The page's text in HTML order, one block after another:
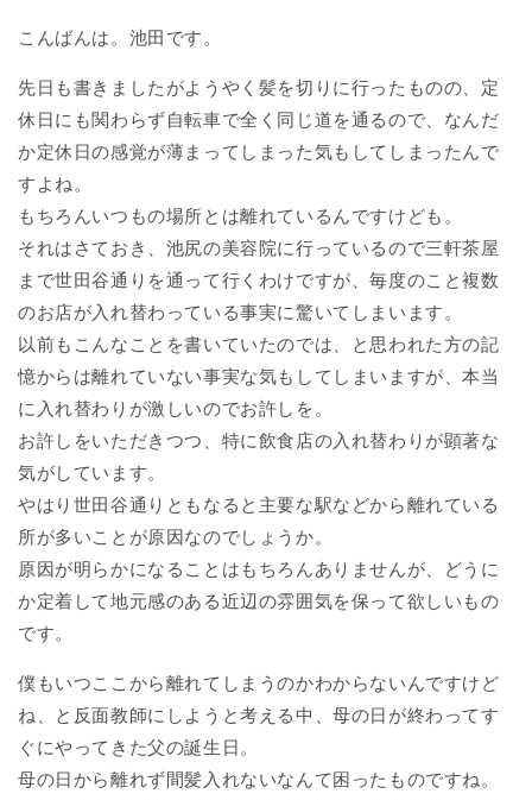
こんばんは。池田です。
先日も書きましたがようやく髪を切りに行ったものの、定
休日にも関わらず自転車で全く同じ道を通るので、なんだ
か定休日の感覚が薄まってしまった気もしてしまったんで
すよね。
もちろんいつもの場所とは離れているんですけども。
それはさておき、池尻の美容院に行っているので三軒茶屋
まで世田谷通りを通って行くわけですが、毎度のこと複数
のお店が入れ替わっている事実に驚いてしまいます。
以前もこんなことを書いていたのでは、と思われた方の記
憶からは離れていない事実な気もしてしまいますが、本当
に入れ替わりが激しいのでお許しを。
お許しをいただきつつ、特に飲食店の入れ替わりが顕著な
気がしています。
やはり世田谷通りともなると主要な駅などから離れている
所が多いことが原因なのでしょうか。
原因が明らかになることはもちろんありませんが、どうに
か定着して地元感のある近辺の雰囲気を保って欲しいもの
です。
僕もいつここから離れてしまうのかわからないんですけど
ね、と反面教師にしようと考える中、母の日が終わってす
ぐにやってきた父の誕生日。
母の日から離れず間髪入れないなんて困ったものですね。